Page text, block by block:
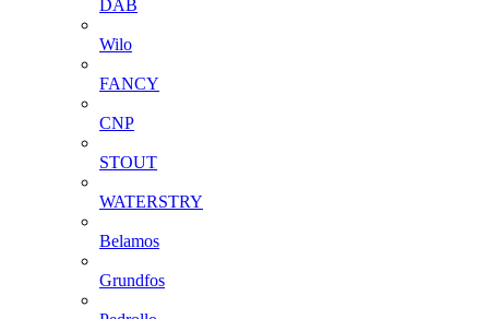
DAB
Wilo
FANCY
CNP
STOUT
WATERSTRY
Belamos
Grundfos